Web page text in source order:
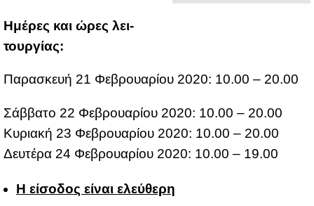
Ημέ­ρες και ώρες λει­
τουρ­γί­ας:
Πα­ρα­σκευή 21 Φε­βρουα­ρί­ου 2020: 10.00 – 20.00
Σάβ­βα­το 22 Φε­βρουα­ρί­ου 2020: 10.00 – 20.00
Κυ­ρια­κή 23 Φε­βρουα­ρί­ου 2020: 10.00 – 20.00
Δευ­τέ­ρα 24 Φε­βρουα­ρί­ου 2020: 10.00 – 19.00
Η εί­σο­δος εί­ναι ελεύ­θε­ρη